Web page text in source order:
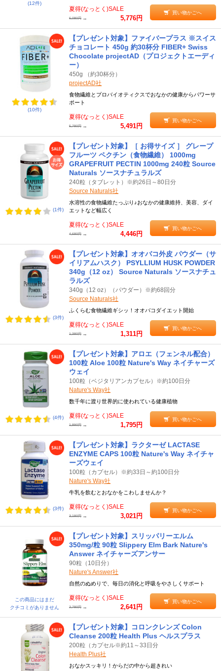
(12件)
夏得(なっとく)SALE
6,080円 → 5,776円
買い物かごへ
(10件)
【プレゼント対象】ファイバープラス ※スイス
チョコレート 450g 約30杯分 FIBER+ Swiss
Chocolate projectAD（プロジェクトエーディ
ー）
450g （約30杯分）
projectAD社
食物繊維とプロバイオティクスでおなかの健康からパワーサ
ポート
夏得(なっとく)SALE
5,780円 → 5,491円
買い物かごへ
(1件)
【プレゼント対象】［ お得サイズ ］ グレープ
フルーツ ペクチン（食物繊維） 1000mg
GRAPEFRUIT PECTIN 1000mg 240粒 Source
Naturals ソースナチュラルズ
240粒（タブレット）※約26日～80日分
Source Naturals社
水溶性の食物繊維たっぷり♪おなかの健康維持、美容、ダイ
エットなど幅広く
夏得(なっとく)SALE
4,680円 → 4,446円
買い物かごへ
(3件)
【プレゼント対象】オオバコ外皮 パウダー（サ
イリアムハスク） PSYLLIUM HUSK POWDER
340g（12 oz） Source Naturals ソースナチュ
ラルズ
340g（12 oz）（パウダー）※約68回分
Source Naturals社
ふくらむ食物繊維ギシッ！オオバコダイエット開始
夏得(なっとく)SALE
1,380円 → 1,311円
買い物かごへ
(4件)
【プレゼント対象】アロエ（フェンネル配合）
100粒 Aloe 100粒 Nature's Way ネイチャーズ
ウェイ
100粒（ベジタリアンカプセル）※約100日分
Nature's Way社
数千年に渡り世界的に使われている健康植物
夏得(なっとく)SALE
1,890円 → 1,795円
買い物かごへ
(3件)
【プレゼント対象】ラクターゼ LACTASE
ENZYME CAPS 100粒 Nature's Way ネイチャ
ーズウェイ
100粒（カプセル）※約33日～約100日分
Nature's Way社
牛乳を飲むとおなかをこわしませんか？
夏得(なっとく)SALE
3,180円 → 3,021円
買い物かごへ
この商品にはまだ
クチコミがありません
【プレゼント対象】スリッパリーエルム
350mg/粒 90粒 Slippery Elm Bark Nature's
Answer ネイチャーズアンサー
90粒（10日分）
Nature's Answer社
自然のぬめりで、毎日の消化と呼吸をやさしくサポート
夏得(なっとく)SALE
2,780円 → 2,641円
買い物かごへ
【プレゼント対象】コロンクレンズ Colon
Cleanse 200粒 Health Plus ヘルスプラス
200粒（カプセル※約11～33日分
Health Plus社
おなかスッキリ！からだの中から超きれい